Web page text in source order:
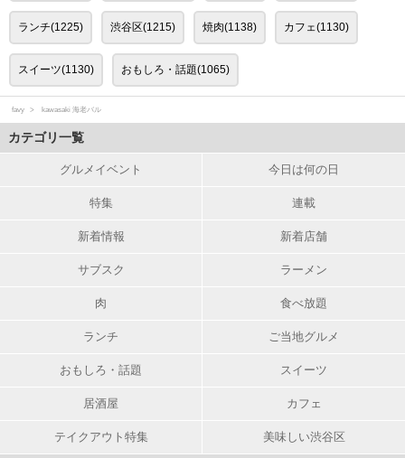
ランチ(1225) 渋谷区(1215) 焼肉(1138) カフェ(1130)
スイーツ(1130) おもしろ・話題(1065)
favy kawasaki 海老バル
カテゴリ一覧
グルメイベント 今日は何の日
特集 連載
新着情報 新着店舗
サブスク ラーメン
肉 食べ放題
ランチ ご当地グルメ
おもしろ・話題 スイーツ
居酒屋 カフェ
テイクアウト特集 美味しい渋谷区